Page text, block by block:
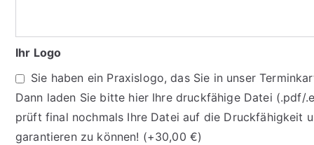
Praxisdaten
ein
Ihr Logo
Sie haben ein Praxislogo, das Sie in unser
Dann laden Sie bitte hier Ihre druckfähige Datei (.pdf/
prüft final nochmals Ihre Datei auf die Druckfähigkeit
garantieren zu können! (+30,00 €)